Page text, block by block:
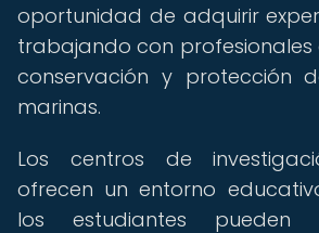
oportunidad de adquirir
trabajando con
conservación y protección
marinas.
Los centros de
ofrecen un entorno
los estudiantes pueden